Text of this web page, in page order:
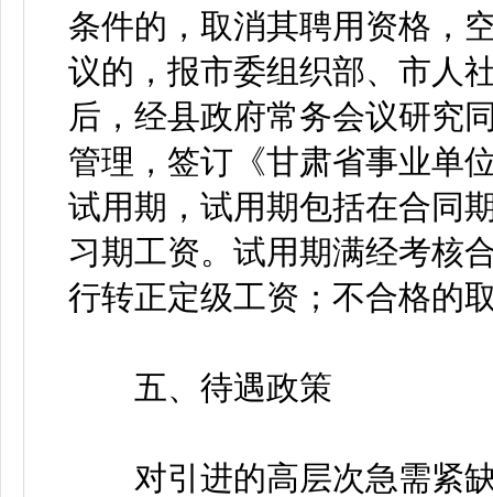
条件的，取消其聘用资格，
议的，报市委组织部、市人
后，经县政府常务会议研究
管理，签订《甘肃省事业单
试用期，试用期包括在合同
习期工资。试用期满经考核
行转正定级工资；不合格的
五、待遇政策
对引进的高层次急需紧缺